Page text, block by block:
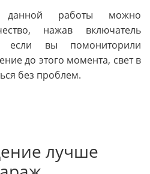
данной работы можно
нажав включатель
если вы помониторили
до этого момента, свет в
без проблем.
лучше